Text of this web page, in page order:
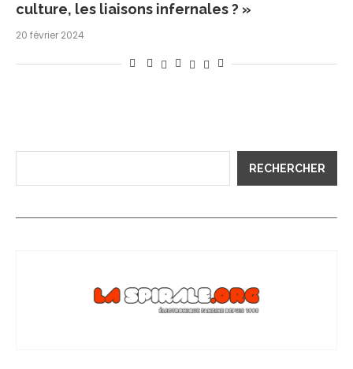
culture, les liaisons infernales ? »
20 février 2024
RECHERCHER